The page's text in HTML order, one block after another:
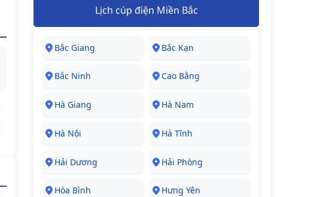
Lịch cúp điện Miền Bắc
Bắc Giang Bắc Kạn
Bắc Ninh Cao Bằng
Hà Giang Hà Nam
Hà Nội Hà Tĩnh
Hải Dương Hải Phòng
Hòa Bình Hưng Yên